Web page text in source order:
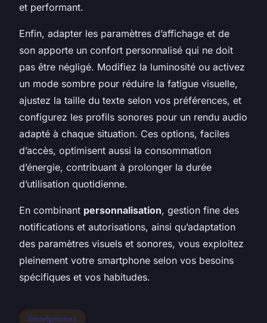
et performant.
Enfin, adapter les paramètres d’affichage et de
son apporte un confort personnalisé qui ne doit
pas être négligé. Modifiez la luminosité ou activez
un mode sombre pour réduire la fatigue visuelle,
ajustez la taille du texte selon vos préférences, et
configurez les profils sonores pour un rendu audio
adapté à chaque situation. Ces options, faciles
d’accès, optimisent aussi la consommation
d’énergie, contribuant à prolonger la durée
d’utilisation quotidienne.
En combinant personnalisation, gestion fine des
notifications et autorisations, ainsi qu’adaptation
des paramètres visuels et sonores, vous exploitez
pleinement votre smartphone selon vos besoins
spécifiques et vos habitudes.
Smartphones